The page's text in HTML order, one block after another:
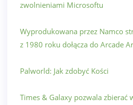
zwolnieniami Microsoftu
Wyprodukowana przez Namco
z 1980 roku dołącza do Arcade
Palworld: Jak zdobyć Kości
Times & Galaxy pozwala zbierać